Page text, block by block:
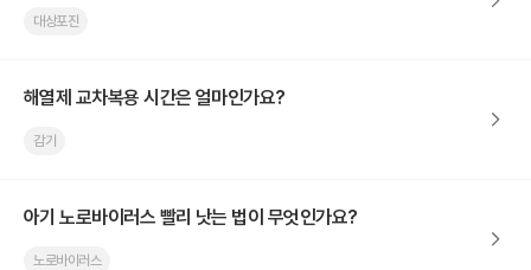
대상포진
해열제 교차복용 시간은 얼마인가요?
감기
아기 노로바이러스 빨리 낫는 법이 무엇인가요?
노로바이러스